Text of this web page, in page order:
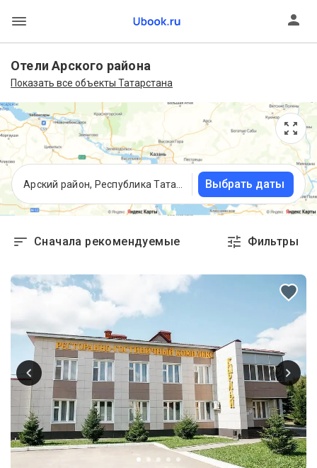
Отели Арского района
Показать все объекты Татарстана
Выбрать даты
Сначала рекомендуемые Фильтры